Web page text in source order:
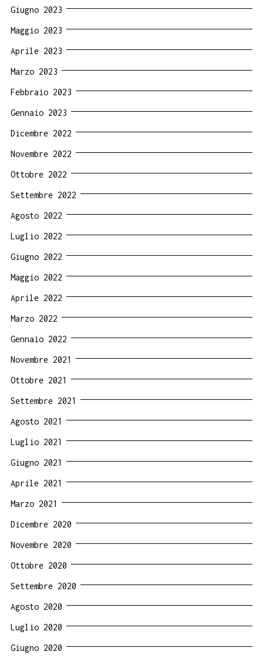
Giugno 2023
Maggio 2023
Aprile 2023
Marzo 2023
Febbraio 2023
Gennaio 2023
Dicembre 2022
Novembre 2022
Ottobre 2022
Settembre 2022
Agosto 2022
Luglio 2022
Giugno 2022
Maggio 2022
Aprile 2022
Marzo 2022
Gennaio 2022
Novembre 2021
Ottobre 2021
Settembre 2021
Agosto 2021
Luglio 2021
Giugno 2021
Aprile 2021
Marzo 2021
Dicembre 2020
Novembre 2020
Ottobre 2020
Settembre 2020
Agosto 2020
Luglio 2020
Giugno 2020